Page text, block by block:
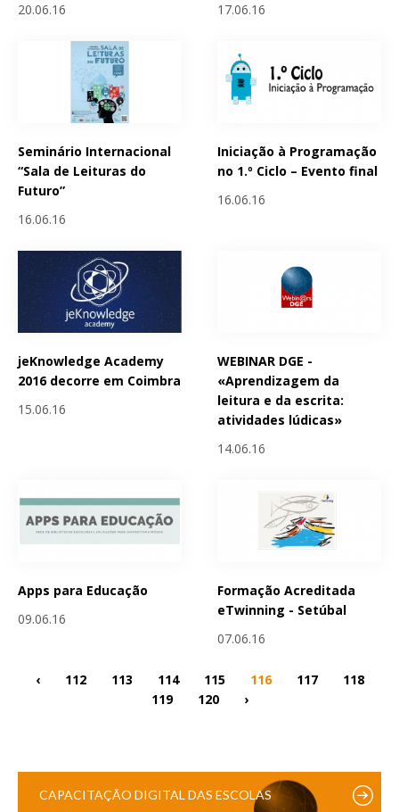
20.06.16
17.06.16
Seminário Internacional
“Sala de Leituras do
Futuro”
16.06.16
Iniciação à Programação
no 1.º Ciclo – Evento final
16.06.16
jeKnowledge Academy
2016 decorre em Coimbra
15.06.16
WEBINAR DGE -
«Aprendizagem da
leitura e da escrita:
atividades lúdicas»
14.06.16
Apps para Educação
09.06.16
Formação Acreditada
eTwinning - Setúbal
07.06.16
‹ 112 113 114 115 116 117
118
119
120 ›
CAPACITAÇÃO DIGITAL DAS ESCOLAS